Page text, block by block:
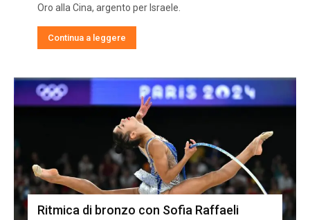
Oro alla Cina, argento per Israele.
Continua a leggere
Ritmica di bronzo con Sofia Raffaeli